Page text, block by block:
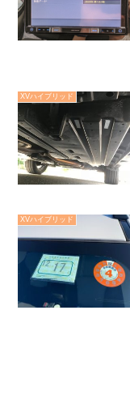
XVハイブリッド
XVハイブリッド